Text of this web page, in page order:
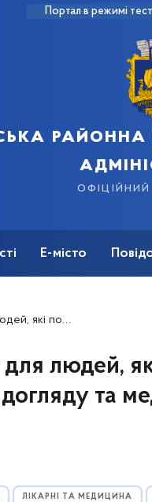
Портал в режимі
районна
Е-місто
та медичного забезпечення
людей,
та
ЛІКАРНІ ТА МЕДИЦИНА